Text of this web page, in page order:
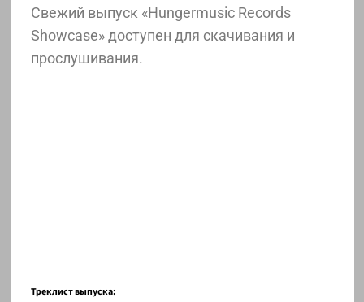
Свежий выпуск «Hungermusic Records
Showcase» доступен для скачивания и
прослушивания.
Треклист выпуска: